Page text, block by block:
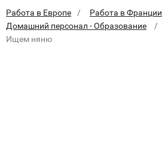
Работа в Европе
Работа в Франции
Домашний персонал - Образование
Ищем няню